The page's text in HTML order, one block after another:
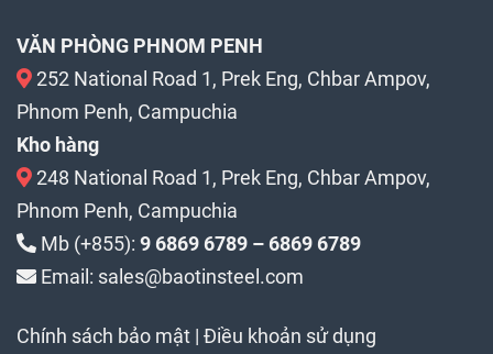
VĂN PHÒNG PHNOM PENH
252 National Road 1, Prek Eng, Chbar Ampov,
Phnom Penh, Campuchia
Kho hàng
248 National Road 1, Prek Eng, Chbar Ampov,
Phnom Penh, Campuchia
Mb (+855): 9 6869 6789 – 6869 6789
Email: sales@baotinsteel.com
Chính sách bảo mật | Điều khoản sử dụng